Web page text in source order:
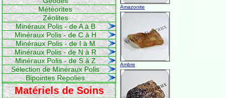
Météorites
Zéolites
Minéraux Polis - de A à B
Minéraux Polis - de C à H
Minéraux Polis - de I à M
Minéraux Polis - de N à R
Minéraux Polis - de S à Z
Sélection de Minéraux Polis
Bipointes Repolies
Matériels de Soins
Amazonite
Ambre